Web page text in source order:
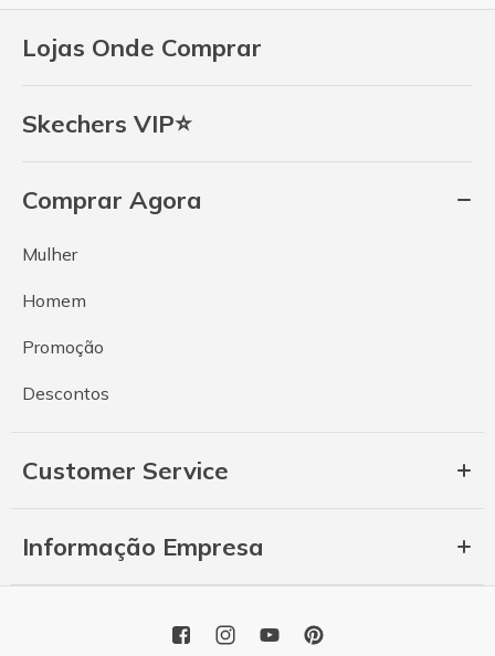
Lojas Onde Comprar
Skechers VIP⭐
Comprar Agora
Mulher
Homem
Promoção
Descontos
Customer Service
Informação Empresa